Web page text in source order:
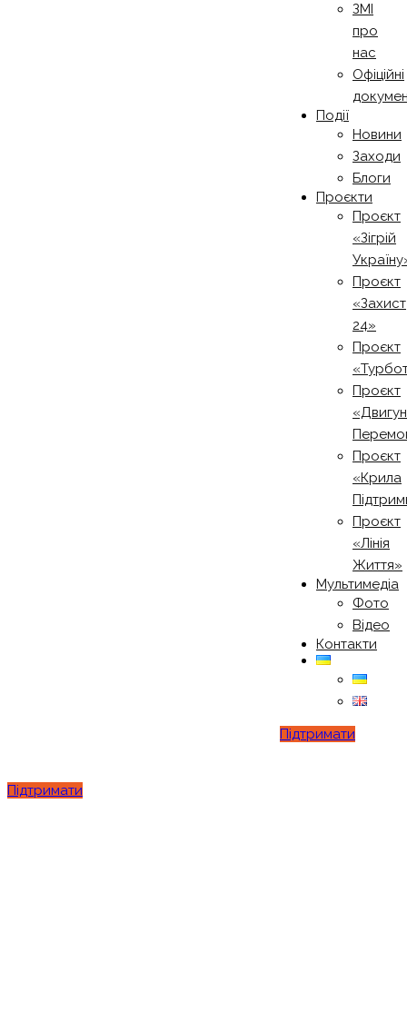
ЗМІ
про
нас
Офіційні
Події
Новини
Заходи
Блоги
Проєкти
Проєкт
«Зігрій
Проєкт
«Захист
24»
Проєкт
Проєкт
Проєкт
«Крила
Проєкт
«Лінія
Життя»
Мультимедіа
Фото
Відео
Контакти
Підтримати
Підтримати